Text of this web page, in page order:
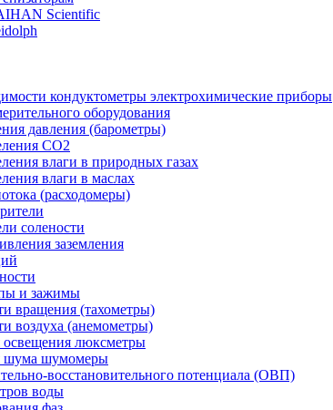
Scientific
кондуктометры электрохимические приборы
оборудования
давления (барометры)
CO2
влаги в природных газах
влаги в маслах
(расходомеры)
солености
заземления
и зажимы
вращения (тахометры)
воздуха (анемометры)
освещения люксметры
шума шумомеры
восстановительного потенциала (ОВП)
воды